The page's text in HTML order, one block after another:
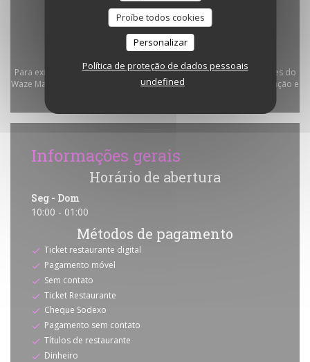
Proíbe todos cookies
Personalizar
Política de proteção de dados pessoais
undefined
Para exibir o mapa interativo do Waze, você deve aceitar os cookies do
Waze Map (Google). Esses cookies podem coletar dados de navegação e
Informações gerais
Horário de abertura
Seg - Dom
10:00 - 01:00
Métodos de pagamento
Ticket restaurante digital
Pagamento móvel
Sem contato
Ticket Restaurante
Cheque Sodexo
Pagamento sem contato
Títulos de restaurante
Dinheiro